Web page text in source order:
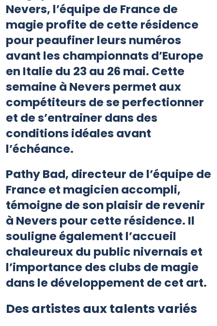
Nevers, l’équipe de France de
magie profite de cette résidence
pour peaufiner leurs numéros
avant les championnats d’Europe
en Italie du 23 au 26 mai. Cette
semaine à Nevers permet aux
compétiteurs de se perfectionner
et de s’entrainer dans des
conditions idéales avant
l’échéance.
Pathy Bad, directeur de l’équipe de
France et magicien accompli,
témoigne de son plaisir de revenir
à Nevers pour cette résidence. Il
souligne également l’accueil
chaleureux du public nivernais et
l’importance des clubs de magie
dans le développement de cet art.
Des artistes aux talents variés